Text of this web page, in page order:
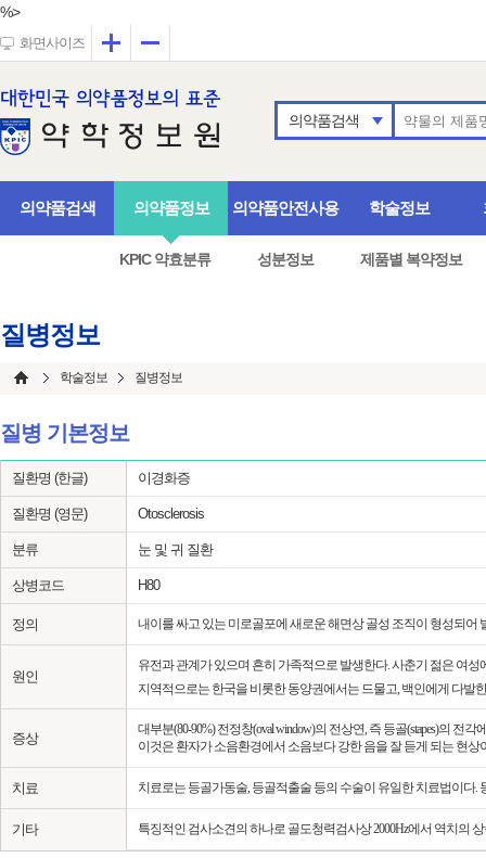
%>
화면사이즈 확대
의약품검색
의약품검색 의약품정보
KPIC 약효분류 성분정보 제품별 복약정보
의약품안전사용 학술정보
질병정보
학술정보 질병정보
질병 기본정보
질환명 (한글) 이경화증
질환명 (영문) Otosclerosis
분류 눈 및 귀 질환
상병코드 H80
정의 내이를 싸고 있는 미로골포에 새로운 해면상 골성 조직이 형성되어
원인
유전과 관계가 있으며 흔히 가족적으로 발생한다. 사춘기 젊은 여
지역적으로는 한국을 비롯한 동양권에서는 드물고, 백인에게 다발
증상
대부분(80-90%) 전정창(oval window)의 전상연, 즉 등골(stapes)의
이것은 환자가 소음환경에서 소음보다 강한 음을 잘 듣게 되는 현상
치료 치료로는 등골가동술, 등골적출술 등의 수술이 유일한 치료법이다
기타 특징적인 검사소견의 하나로 골도청력검사상 2000Hz에서 역치의